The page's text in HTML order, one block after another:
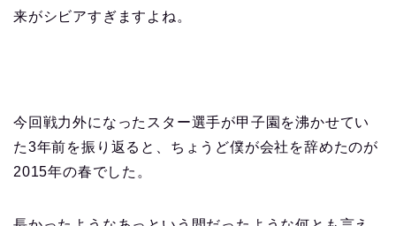
来がシビアすぎますよね。
今回戦力外になったスター選手が甲子園を沸かせてい
た3年前を振り返ると、ちょうど僕が会社を辞めたのが
2015年の春でした。